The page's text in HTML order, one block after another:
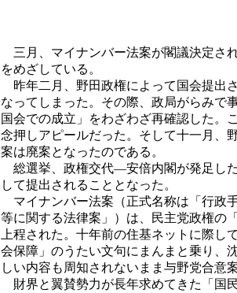
三月、マイナンバー法案が閣議決定さ
をめざしている。
昨年二月、野田政権によって国会提出
なってしまった。その際、政局がらみで
国会での成立」をわざわざ再確認した。
念押しアピールだった。そして十一月、
案は廃案となったのである。
総選挙、政権交代―安倍内閣が発足し
して提出されることとなった。
マイナンバー法案（正式名称は「行政
等に関する法律案」）は、民主党政権の
上程された。十年前の住基ネットに際
会保障」のうたい文句にまんまと乗り、
しい内容も周知されないまま与野党合意
財界と翼賛勢力が長年求めてきた「国